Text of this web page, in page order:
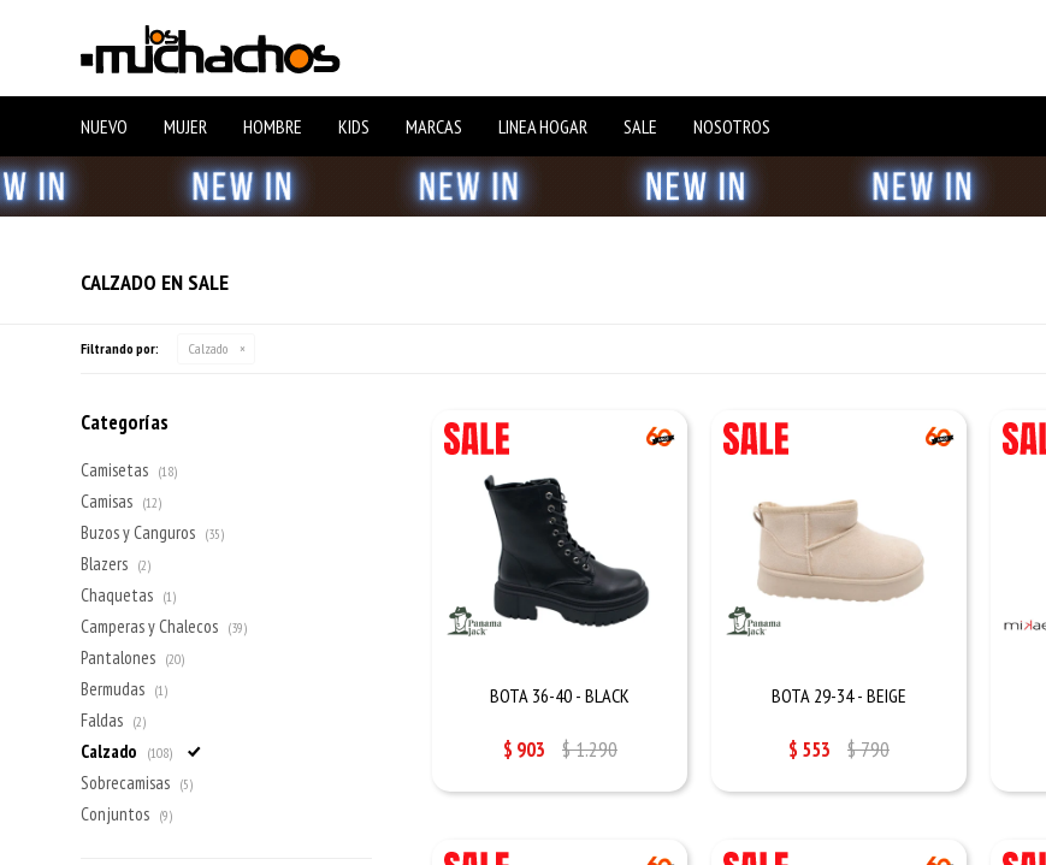
NUEVO MUJER HOMBRE KIDS MARCAS LINEA HOGAR SALE NOSOTROS
CALZADO EN SALE
Filtrando por: Calzado
BOTA 36-40 - BLACK
$ 903 $1.290
BOTA 29-34 - BEIGE
$ 553 $790
Categorías
Camisetas (18)
Camisas (12)
Buzos y Canguros (35)
Blazers (2)
Chaquetas (1)
Camperas y Chalecos (39)
Pantalones (20)
Bermudas (1)
Faldas (2)
Calzado (108)
Sobrecamisas (5)
Conjuntos (9)